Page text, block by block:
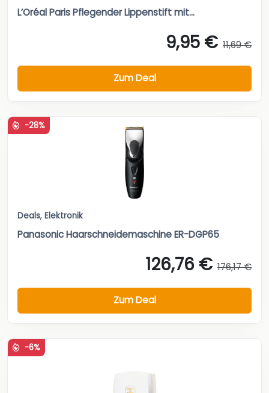
L’Oréal Paris Pflegender Lippenstift mit...
9,95 € 11,69 €
Zum Deal
-28%
Deals, Elektronik
Panasonic Haarschneidemaschine ER-DGP65
126,76 € 176,17 €
Zum Deal
-6%